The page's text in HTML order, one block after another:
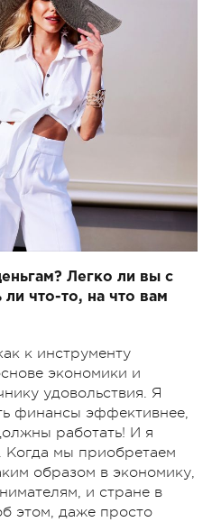
Легко ли вы с
ли что-то, на что вам
к инструменту
экономики и
удовольствия. Я
финансы эффективнее,
работать! И я
Когда мы приобретаем
образом в экономику,
и стране в
этом, даже просто